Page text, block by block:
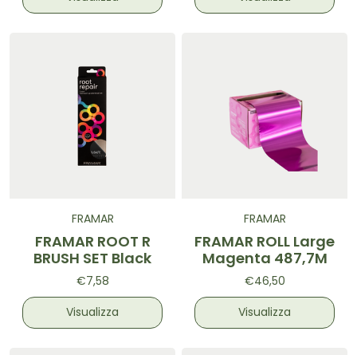
FRAMAR
FRAMAR ROOT R
BRUSH SET Black
€7,58
Visualizza
FRAMAR
FRAMAR ROLL Large
Magenta 487,7M
€46,50
Visualizza